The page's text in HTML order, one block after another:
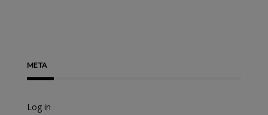
META
Log in